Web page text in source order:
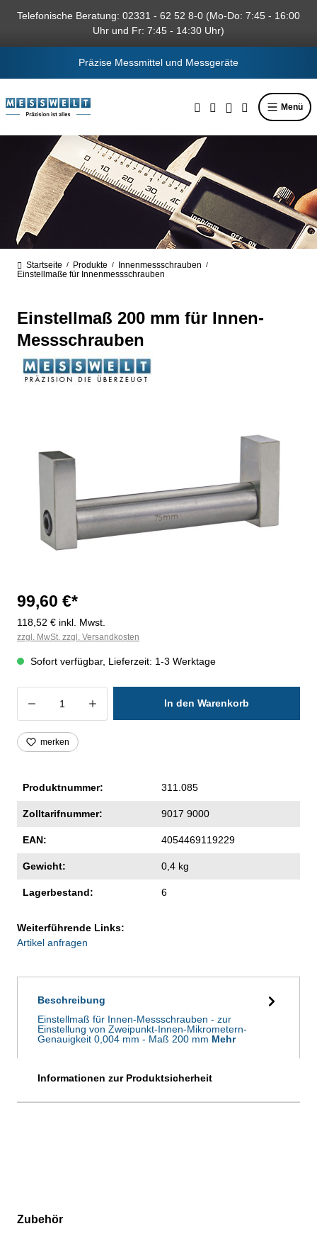
springen
Telefonische Beratung: 02331 - 62 52 8-0 (Mo-Do: 7:45 - 16:00
Uhr und Fr: 7:45 - 14:30 Uhr)
Präzise Messmittel und Messgeräte
Menü
Startseite / Produkte / Innenmessschrauben /
Einstellmaße für Innenmessschrauben
Einstellmaß 200 mm für Innen-
Messschrauben
99,60 €*
118,52 € inkl. Mwst.
zzgl. MwSt. zzgl. Versandkosten
Sofort verfügbar, Lieferzeit: 1-3 Werktage
Produkt Anzahl: Gib den gewünschten
In den Warenkorb
merken
Produktnummer: 311.085
Zolltarifnummer: 9017 9000
EAN: 4054469119229
Gewicht: 0,4 kg
Lagerbestand: 6
Weiterführende Links:
Artikel anfragen
Beschreibung
Einstellmaß für Innen-Messschrauben - zur
Einstellung von Zweipunkt-Innen-Mikrometern-
Genauigkeit 0,004 mm - Maß 200 mm Mehr
Informationen zur Produktsicherheit
Produktgalerie überspringen
Zubehör